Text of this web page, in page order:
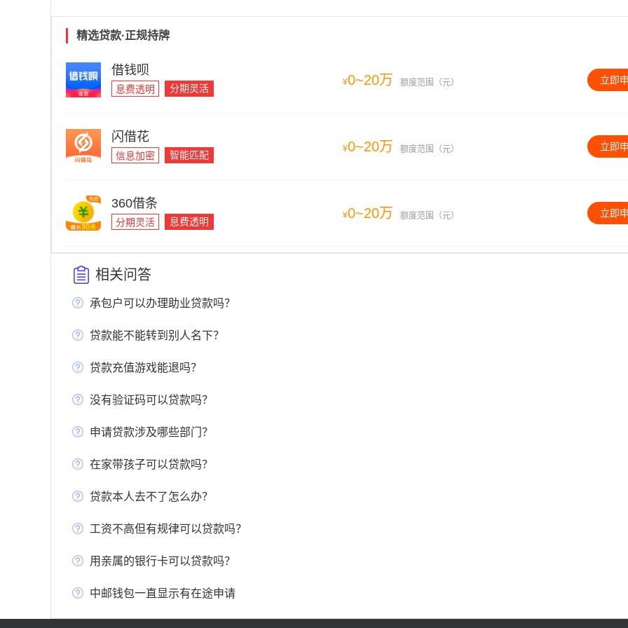
精选贷款·正规持牌
借钱呗
息费透明 分期灵活
¥0~20万 额度范围（元） 立即
闪借花
信息加密 智能匹配
¥0~20万 额度范围（元） 立即
360借条
分期灵活 息费透明
¥0~20万 额度范围（元） 立即
相关问答
承包户可以办理助业贷款吗？
贷款能不能转到别人名下？
贷款充值游戏能退吗？
没有验证码可以贷款吗？
申请贷款涉及哪些部门？
在家带孩子可以贷款吗？
贷款本人去不了怎么办？
工资不高但有规律可以贷款吗？
用亲属的银行卡可以贷款吗？
中邮钱包一直显示有在途申请